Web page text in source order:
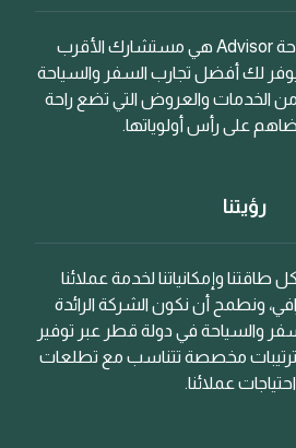
شركة السفر والسياحة Advisor هي مستشارك الأقرب
يوفر لك أفضل تجارب السفر والسياحة
من الخدمات والعروض التي تضع راحة
على رأس أولوياتها.
رؤيتنا
وإمكانياتنا لخدمة عملائنا
ونطمح أن نكون الشركة الرائدة
والسياحة في دولة قطر عبر توفير
وترتيبات مخصصة تتناسب مع تطلعات
عملائنا.